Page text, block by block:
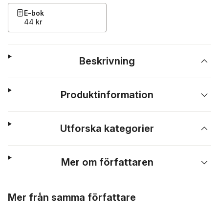
E-bok
44 kr
Beskrivning
Produktinformation
Utforska kategorier
Mer om författaren
Mer från samma författare